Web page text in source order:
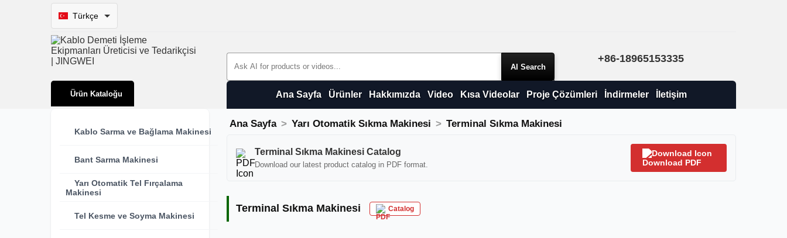
Türkçe
Search Products +86-18965153335
Ürün Kataloğu Ana Sayfa Ürünler Hakkımızda Video Kısa Videolar Proje Çözümleri İndirmeler İletişim
Kablo Sarma ve Bağlama Makinesi
Bant Sarma Makinesi
Yarı Otomatik Tel Fırçalama
Makinesi
Tel Kesme ve Soyma Makinesi
Ana Sayfa Yarı Otomatik Sıkma Makinesi Terminal Sıkma Makinesi
Terminal Sıkma Makinesi Catalog
Download our latest product catalog in PDF format. Download PDF
Terminal Sıkma Makinesi Catalog